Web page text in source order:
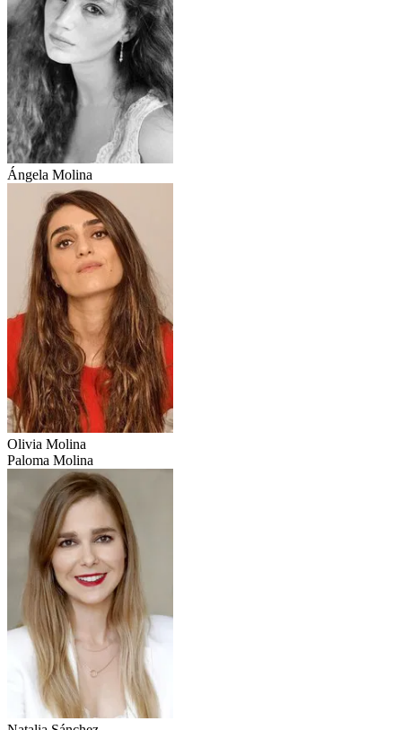
Ángela Molina
Olivia Molina
Paloma Molina